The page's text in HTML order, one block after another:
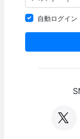
自動ログイン